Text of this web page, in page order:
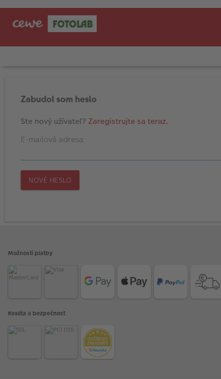
INSTAX™
PRÍSLUŠENSTVO
FOTOALBUMY
Zabudol som heslo
Ste nový užívateľ? Zaregistrujte sa teraz.
E-mailová adresa:
NOVÉ HESLO
Možnosti platby
Kvalita a bezpečnosť